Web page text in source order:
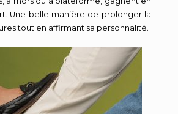
Une belle manière de prolonger la
tout en affirmant sa personnalité.